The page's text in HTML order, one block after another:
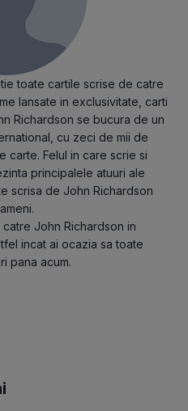
toate cartile scrise de catre
lansate in exclusivitate, carti
Richardson se bucura de un
cu zeci de mii de
carte. Felul in care scrie si
principalele atuuri ale
scrisa de John Richardson
John Richardson in
incat ai ocazia sa toate
pana acum.